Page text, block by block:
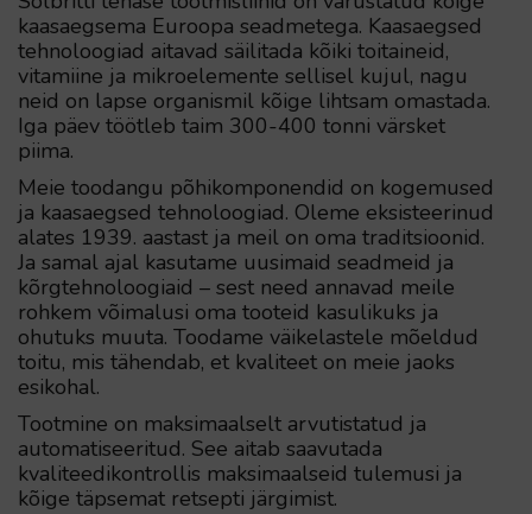
kaasaegsema Euroopa seadmetega. Kaasaegsed
tehnoloogiad aitavad säilitada kõiki toitaineid,
vitamiine ja mikroelemente sellisel kujul, nagu
neid on lapse organismil kõige lihtsam omastada.
Iga päev töötleb taim 300-400 tonni värsket
piima.
Meie toodangu põhikomponendid on kogemused
ja kaasaegsed tehnoloogiad. Oleme eksisteerinud
alates 1939. aastast ja meil on oma traditsioonid.
Ja samal ajal kasutame uusimaid seadmeid ja
kõrgtehnoloogiaid – sest need annavad meile
rohkem võimalusi oma tooteid kasulikuks ja
ohutuks muuta. Toodame väikelastele mõeldud
toitu, mis tähendab, et kvaliteet on meie jaoks
esikohal.
Tootmine on maksimaalselt arvutistatud ja
automatiseeritud. See aitab saavutada
kvaliteedikontrollis maksimaalseid tulemusi ja
kõige täpsemat retsepti järgimist.